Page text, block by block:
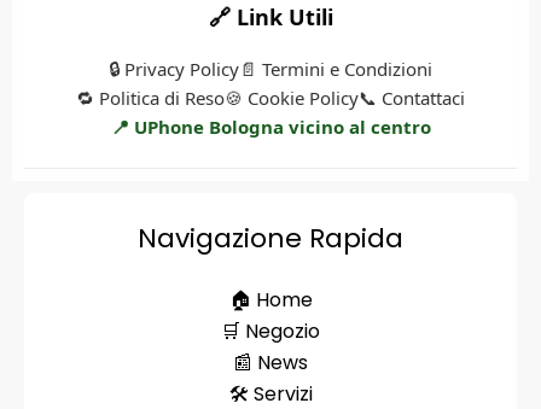
🔗 Link Utili
🔒 Privacy Policy📄 Termini e Condizioni
🔁 Politica di Reso🍪 Cookie Policy📞 Contattaci
📍 UPhone Bologna vicino al centro
Navigazione Rapida
🏠 Home
🛒 Negozio
📰 News
🛠️ Servizi